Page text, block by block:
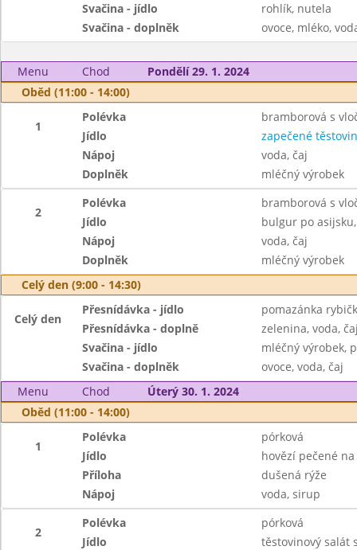
Svačina - jídlo
rohlík, nutela
Svačina - doplněk
ovoce, mléko,
Menu Chod
Pondělí 29. 1. 2024
Oběd (11:00 - 14:00)
1
Polévka
bramborová s
Jídlo
zapečené
Nápoj
voda, čaj
Doplněk
mléčný výrobek
2
Polévka
bramborová s
Jídlo
bulgur po
Nápoj
voda, čaj
Doplněk
mléčný výrobek
Celý den (9:00 - 14:30)
Celý den
Přesnídávka - jídlo
pomazánka
Přesnídávka - doplně
zelenina, voda,
Svačina - jídlo
mléčný výrobek,
Svačina - doplněk
ovoce, voda, čaj
Menu
Chod
Úterý 30. 1. 2024
Oběd (11:00 - 14:00)
1
Polévka
pórková
Jídlo
hovězí pečené
Příloha
dušená rýže
Nápoj
voda, sirup
2
Polévka
pórková
Jídlo
těstovinový salát